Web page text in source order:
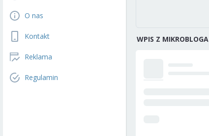
O nas
Kontakt
Reklama
Regulamin
WPIS Z MIKROBLOGA